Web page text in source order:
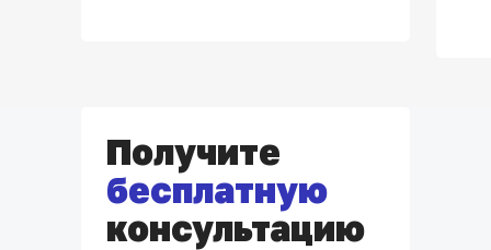
Получите
бесплатную
консультацию